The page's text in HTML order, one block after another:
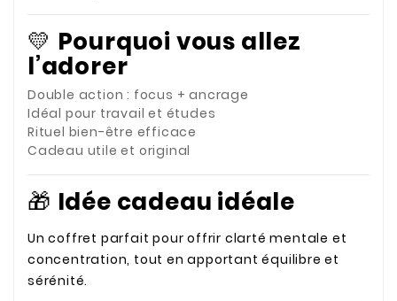
💛 Pourquoi vous allez
l’adorer
Double action : focus + ancrage
Idéal pour travail et études
Rituel bien-être efficace
Cadeau utile et original
🎁 Idée cadeau idéale
Un coffret parfait pour offrir clarté mentale et
concentration, tout en apportant équilibre et
sérénité.